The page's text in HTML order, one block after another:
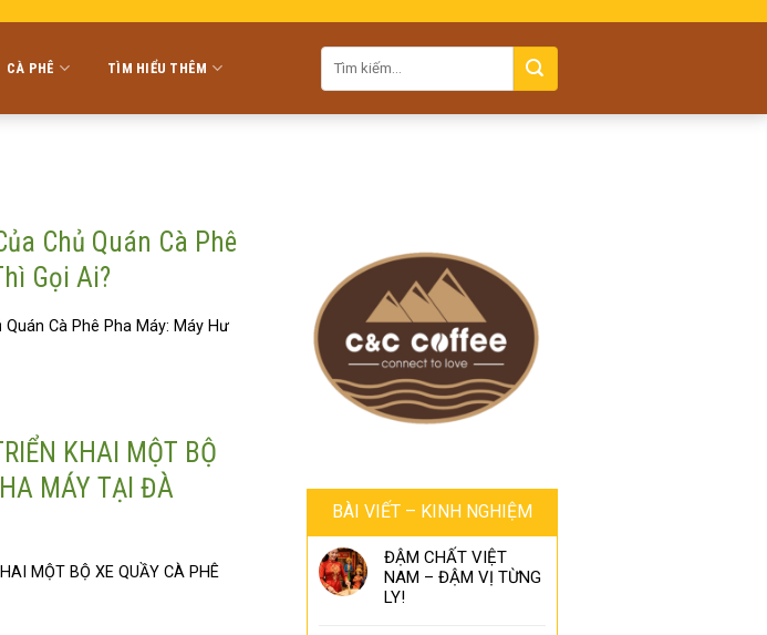
CÀ PHÊ TÌM HIỂU THÊM
Chủ Quán Cà Phê
Gọi Ai?
Quán Cà Phê Pha Máy: Máy Hư
KHAI MỘT BỘ
MÁY TẠI ĐÀ
MỘT BỘ XE QUẦY CÀ PHÊ
BÀI VIẾT – KINH NGHIỆM
ĐẬM CHẤT VIỆT
NAM – ĐẬM VỊ TỪNG
LY!